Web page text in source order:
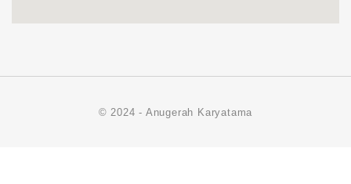
© 2024 - Anugerah Karyatama